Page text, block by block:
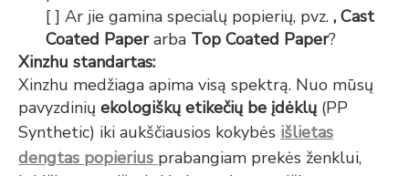
[ ] Ar jie gamina specialų popierių, pvz. , Cast
Coated Paperarba Top Coated Paper?
Xinzhu standartas:
Xinzhu medžiaga apima visą spektrą. Nuo mūsų
pavyzdinių ekologiškų etikečių be įdėklų (PP
Synthetic) iki aukščiausios kokybės išlietas
dengtas popierius prabangiam prekės ženklui,